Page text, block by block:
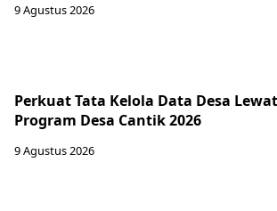
9 Agustus 2026
Perkuat Tata Kelola Data Desa Lewat
Program Desa Cantik 2026
9 Agustus 2026